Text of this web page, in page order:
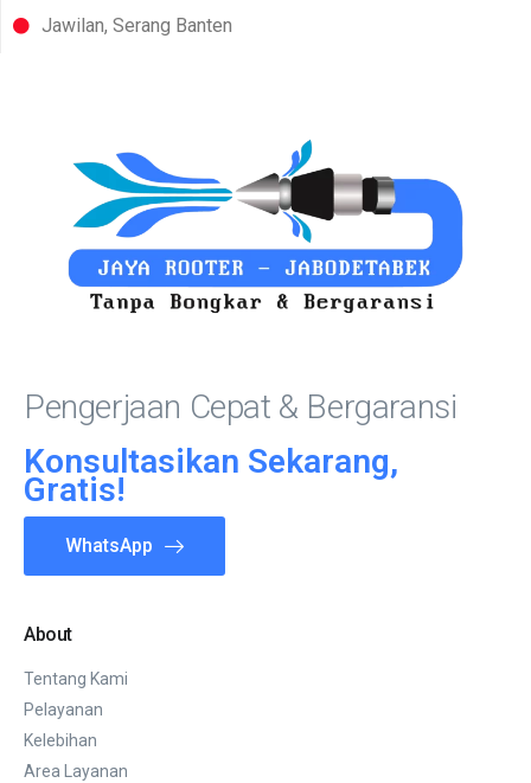
Jawilan, Serang Banten
Pengerjaan Cepat & Bergaransi
Konsultasikan Sekarang,
Gratis!
WhatsApp
About
Tentang Kami
Pelayanan
Kelebihan
Area Layanan